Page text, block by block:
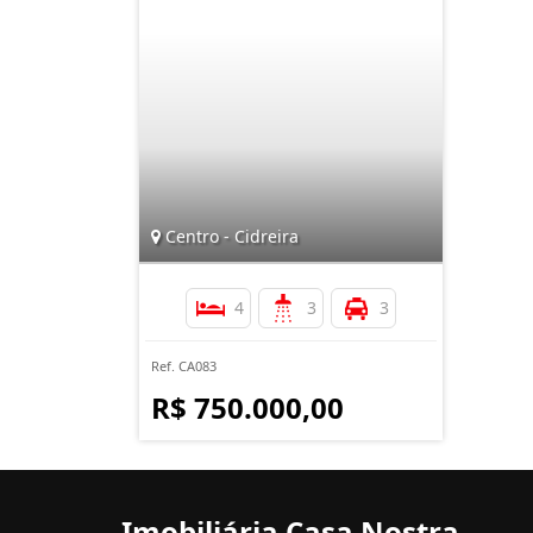
Centro - Cidreira
4 3 3
Ref. CA083
R$ 750.000,00